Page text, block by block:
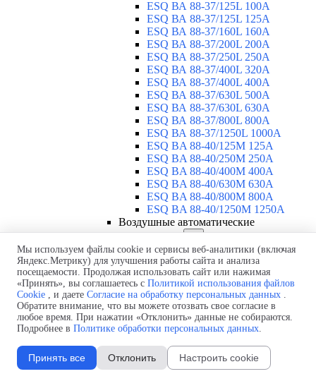
ESQ ВА 88-37/125L 100A
ESQ ВА 88-37/125L 125A
ESQ ВА 88-37/160L 160A
ESQ ВА 88-37/200L 200A
ESQ ВА 88-37/250L 250A
ESQ ВА 88-37/400L 320A
ESQ ВА 88-37/400L 400A
ESQ ВА 88-37/630L 500A
ESQ ВА 88-37/630L 630A
ESQ ВА 88-37/800L 800A
ESQ ВА 88-37/1250L 1000A
ESQ BA 88-40/125M 125A
ESQ BA 88-40/250M 250A
ESQ BA 88-40/400M 400A
ESQ BA 88-40/630М 630A
ESQ BA 88-40/800M 800A
ESQ BA 88-40/1250М 1250A
Воздушные автоматические
выключатели ▼
ESQ ВА99-40B 3F M2C2S2 M
2500A
ESQ ВА99-40A 3F M2C2S2 М
800A
ESQ ВА99-40A 3F M2C2S2 М
630A
ESQ ВА99-40A 3F M2C2S2 М
ESQ ВА99-40A 3F M2C2S2 М
1600A
Мы используем файлы cookie и сервисы веб-аналитики (включая
Яндекс.Метрику) для улучшения работы сайта и анализа
посещаемости. Продолжая использовать сайт или нажимая
«Принять», вы соглашаетесь с Политикой использования файлов
Cookie , и даете Согласие на обработку персональных данных .
Обратите внимание, что вы можете отозвать свое согласие в
любое время. При нажатии «Отклонить» данные не собираются.
Подробнее в Политике обработки персональных данных.
Принять все Отклонить Настроить cookie